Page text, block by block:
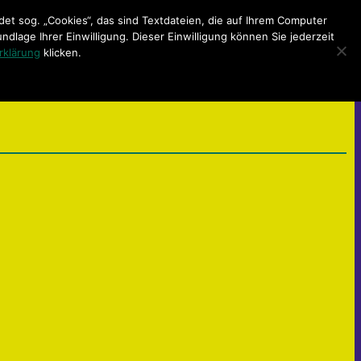
sog. „Cookies“, das sind Textdateien, die auf Ihrem Computer
Ihrer Einwilligung. Dieser Einwilligung können Sie jederzeit
klicken.